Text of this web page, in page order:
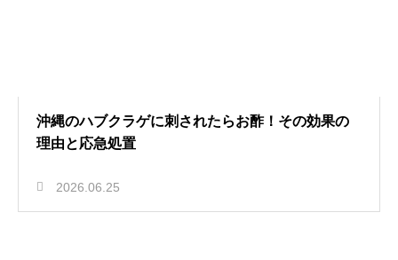
沖縄のハブクラゲに刺されたらお酢！その効果の
理由と応急処置
2026.06.25